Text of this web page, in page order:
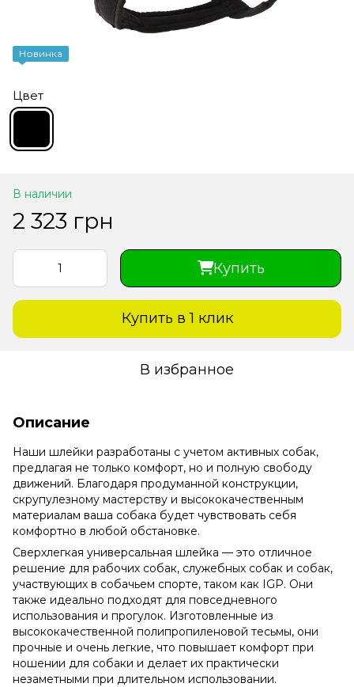
Новинка
Цвет
В наличии
2 323 грн
Купить
Купить в 1 клик
В избранное
Описание
Наши шлейки разработаны с учетом активных собак,
предлагая не только комфорт, но и полную свободу
движений. Благодаря продуманной конструкции,
скрупулезному мастерству и высококачественным
материалам ваша собака будет чувствовать себя
комфортно в любой обстановке.
Сверхлегкая универсальная шлейка — это отличное
решение для рабочих собак, служебных собак и собак,
участвующих в собачьем спорте, таком как IGP. Они
также идеально подходят для повседневного
использования и прогулок. Изготовленные из
высококачественной полипропиленовой тесьмы, они
прочные и очень легкие, что повышает комфорт при
ношении для собаки и делает их практически
незаметными при длительном использовании.